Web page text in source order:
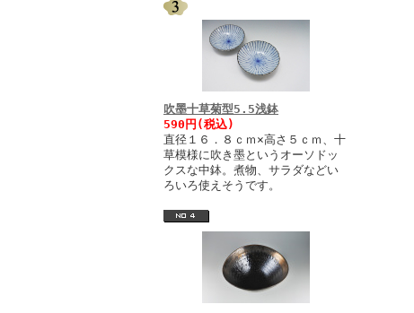
吹墨十草菊型5.5浅鉢
590円(税込)
直径１６．８ｃｍ×高さ５ｃｍ、十
草模様に吹き墨というオーソドッ
クスな中鉢。煮物、サラダなどい
ろいろ使えそうです。